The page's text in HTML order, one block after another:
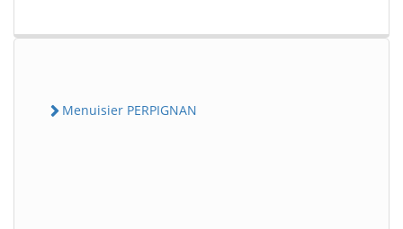
Menuisier PERPIGNAN